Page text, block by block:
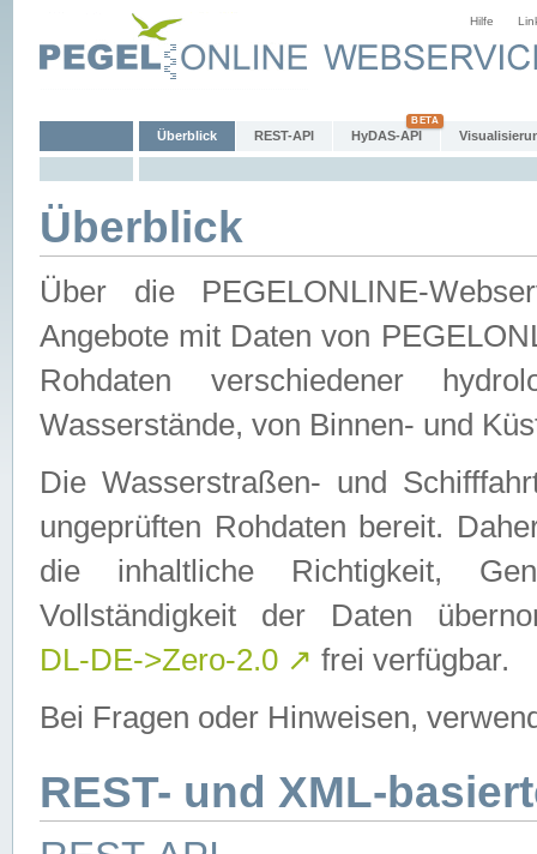
Hilfe
Überblick REST-API HyDAS-API
Überblick
Über die PEGELONLINE-
Angebote mit Daten von
Rohdaten verschiedener
Wasserstände, von Binnen- und
Die Wasserstraßen- und
ungeprüften Rohdaten bereit.
die inhaltliche Richtigkeit,
Vollständigkeit der Daten
DL-DE->Zero-2.0 ↗ frei verfügbar.
Bei Fragen oder Hinweisen,
REST- und XML-